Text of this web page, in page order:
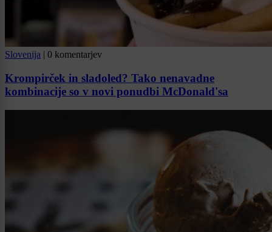
Slovenija | 0 komentarjev
Krompirček in sladoled? Tako nenavadne
kombinacije so v novi ponudbi McDonald'sa